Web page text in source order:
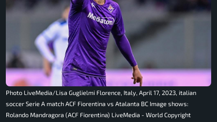
Photo LiveMedia/Lisa Guglielmi Florence, Italy, April 17, 2023, italian
soccer Serie A match ACF Fiorentina vs Atalanta BC Image shows:
Rolando Mandragora (ACF Fiorentina) LiveMedia - World Copyright